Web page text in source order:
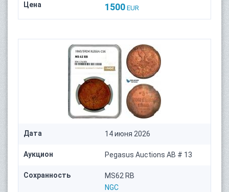
Цена 1500 EUR
Дата 14 июня 2026
Аукцион Pegasus Auctions AB # 13
Сохранность
MS62 RB
NGC